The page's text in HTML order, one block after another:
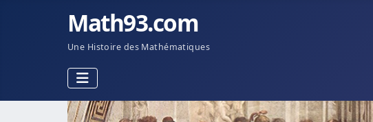
Math93.com
Une Histoire des Mathématiques